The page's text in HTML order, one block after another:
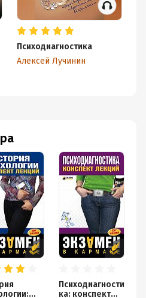
Психодиагности
ка: конспект
Психодиагностика
Алексей Лучинин